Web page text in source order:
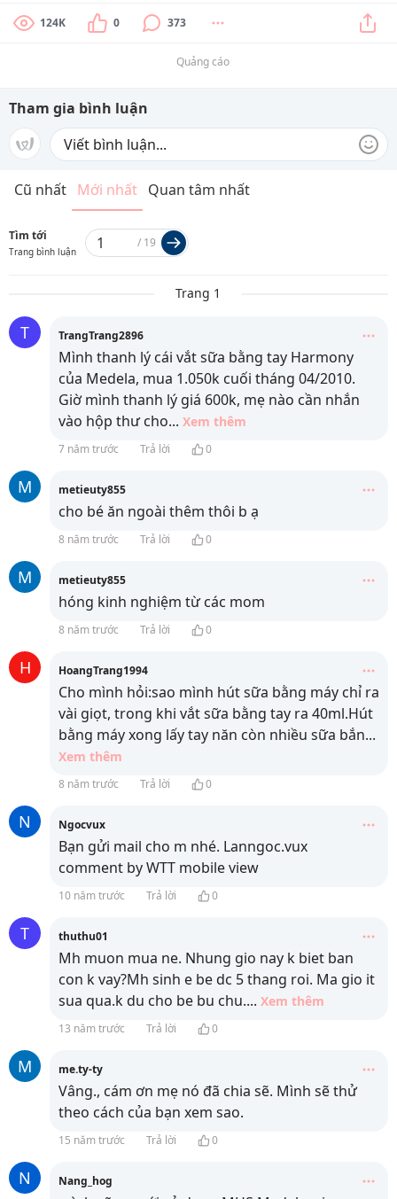
124K 0 373
Quảng cáo
Tham gia bình luận
Cũ nhất Mới nhất Quan tâm nhất
Tìm tới
Trang bình luận
/ 19
Trang 1
T TrangTrang2896
Mình thanh lý cái vắt sữa bằng tay Harmony
của Medela, mua 1.050k cuối tháng 04/2010.
Giờ mình thanh lý giá 600k, mẹ nào cần nhắn
vào hộp thư cho... Xem thêm
7 năm trước Trả lời 0
M metieuty855
cho bé ăn ngoài thêm thôi b ạ
8 năm trước Trả lời 0
M metieuty855
hóng kinh nghiệm từ các mom
8 năm trước Trả lời 0
H HoangTrang1994
Cho mình hỏi:sao mình hút sữa bằng máy chỉ ra
vài giọt, trong khi vắt sữa bằng tay ra 40ml.Hút
bằng máy xong lấy tay năn còn nhiều sữa bắn...
Xem thêm
8 năm trước Trả lời 0
N Ngocvux
Bạn gửi mail cho m nhé. Lanngoc.vux
comment by WTT mobile view
10 năm trước Trả lời 0
T thuthu01
Mh muon mua ne. Nhung gio nay k biet ban
con k vay?Mh sinh e be dc 5 thang roi. Ma gio it
sua qua.k du cho be bu chu.... Xem thêm
13 năm trước Trả lời 0
M me.ty-ty
Vâng., cám ơn mẹ nó đã chia sẽ. Mình sẽ thử
theo cách của bạn xem sao.
15 năm trước Trả lời 0
N Nang_hog